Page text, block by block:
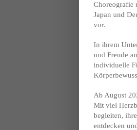
Choreografie
Japan und
vor.
In ihrem
und Freude
individuelle
Ab August
Mit viel
begleiten,
entdecken